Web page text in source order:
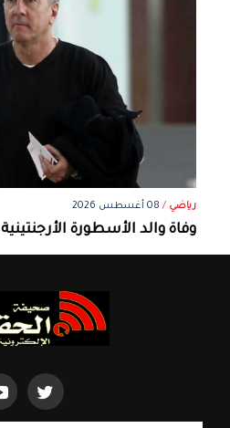
رياضي / 08 أغسطس 2026
وفاة والد الأسطورة الأرجنتينية